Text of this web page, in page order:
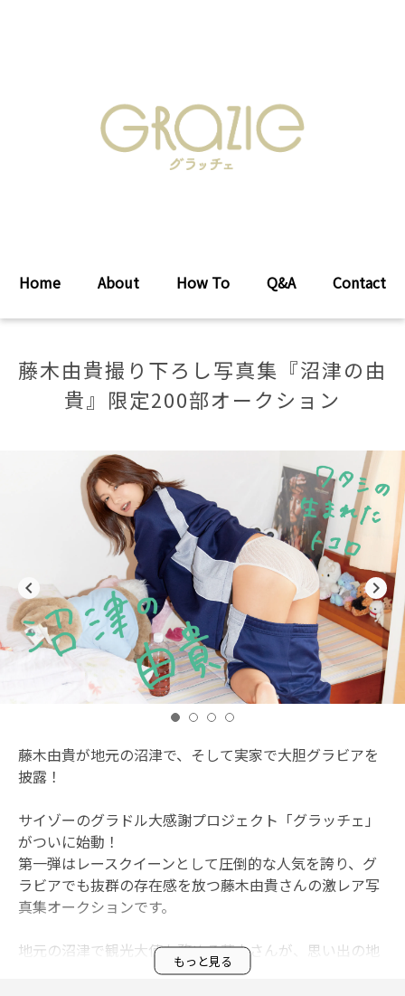
Home About How To Q&A Contact
藤木由貴撮り下ろし写真集『沼津の由
貴』限定200部オークション
navigate_before navigate_next
藤木由貴が地元の沼津で、そして実家で大胆グラビアを
披露！
サイゾーのグラドル大感謝プロジェクト「グラッチェ」
がついに始動！
第一弾はレースクイーンとして圧倒的な人気を誇り、グ
ラビアでも抜群の存在感を放つ藤木由貴さんの激レア写
真集オークションです。
地元の沼津で観光大使も務める藤木さんが、思い出の地
を巡りながら笑顔を弾けさせ、実家では自分の育った部
もっと見る